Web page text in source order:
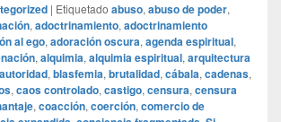
| Etiquetado abuso, abuso de poder,
, adoctrinamiento, adoctrinamiento
al ego, adoración oscura, agenda espiritual,
, alquimia, alquimia espiritual, arquitectura
autoridad, blasfemia, brutalidad, cábala, cadenas,
, caos controlado, castigo, censura, censura
, coacción, coerción, comercio de